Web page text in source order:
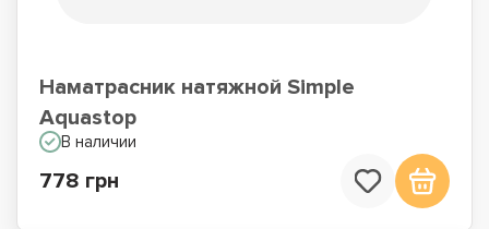
Наматрасник натяжной Simple
Aquastop
В наличии
778 грн